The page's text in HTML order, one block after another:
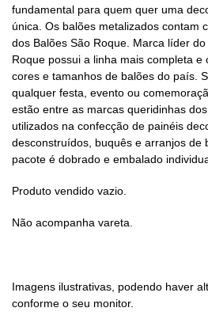
fundamental para quem quer uma
única. Os balões metalizados contam
dos Balões São Roque. Marca líder
Roque possui a linha mais completa
cores e tamanhos de balões do país.
qualquer festa, evento ou
estão entre as marcas queridinhas
utilizados na confecção de painéis
desconstruídos, buquês e arranjos de
pacote é dobrado e embalado
Produto vendido vazio.
Não acompanha vareta.
Imagens ilustrativas, podendo haver
conforme o seu monitor.